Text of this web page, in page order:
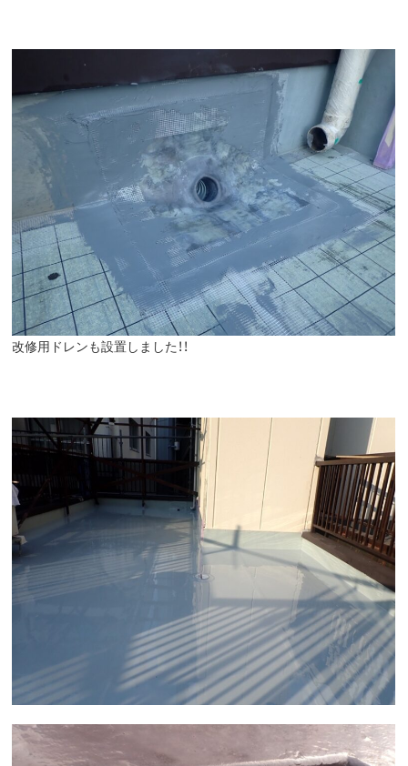
改修用ドレンも設置しました！！